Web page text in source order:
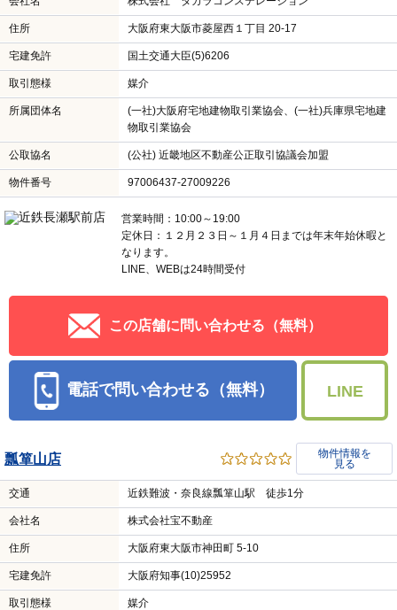
住所 大阪府東大阪市菱屋西１丁目 20-17
宅建免許 国土交通大臣(5)6206
取引態様 媒介
所属団体名
(一社)大阪府宅地建物取引業協会、(一社)兵庫県宅地建
物取引業協会
公取協名 (公社) 近畿地区不動産公正取引協議会加盟
物件番号 97006437-27009226
営業時間：10:00～19:00
定休日：１２月２３日～１月４日までは年末年始休暇と
なります。
LINE、WEBは24時間受付
この店舗に問い合わせる（無料）
電話で問い合わせる（無料） LINE
瓢箪山店
物件情報を
見る
交通 近鉄難波・奈良線瓢箪山駅 徒歩1分
会社名 株式会社宝不動産
住所 大阪府東大阪市神田町 5-10
宅建免許 大阪府知事(10)25952
取引態様 媒介